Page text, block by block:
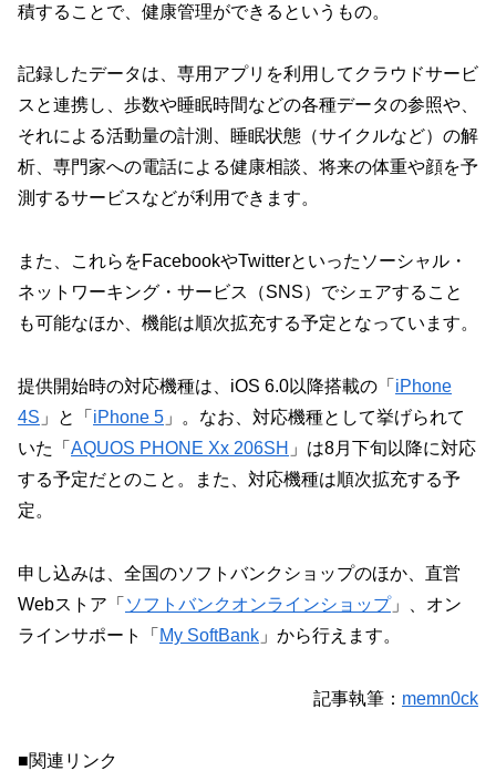
積することで、健康管理ができるというもの。
記録したデータは、専用アプリを利用してクラウドサービ
スと連携し、歩数や睡眠時間などの各種データの参照や、
それによる活動量の計測、睡眠状態（サイクルなど）の解
析、専門家への電話による健康相談、将来の体重や顔を予
測するサービスなどが利用できます。
また、これらをFacebookやTwitterといったソーシャル・
ネットワーキング・サービス（SNS）でシェアすること
も可能なほか、機能は順次拡充する予定となっています。
提供開始時の対応機種は、iOS 6.0以降搭載の「 iPhone
4S 」と「 iPhone 5 」。なお、対応機種として挙げられて
いた「 AQUOS PHONE Xx 206SH 」は8月下旬以降に対応
する予定だとのこと。また、対応機種は順次拡充する予
定。
申し込みは、全国のソフトバンクショップのほか、直営
Webストア「 ソフトバンクオンラインショップ」、オン
ラインサポート「 My SoftBank 」から行えます。
記事執筆： memn0ck
■関連リンク